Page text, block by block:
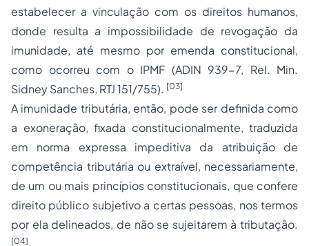
estabelecer a vinculação com os direitos humanos,
donde resulta a impossibilidade de revogação da
imunidade, até mesmo por emenda constitucional,
como ocorreu com o IPMF (ADIN 939-7, Rel. Min.
Sidney Sanches, RTJ 151/755). [03]
A imunidade tributária, então, pode ser definida como
a exoneração, fixada constitucionalmente, traduzida
em norma expressa impeditiva da atribuição de
competência tributária ou extraível, necessariamente,
de um ou mais princípios constitucionais, que confere
direito público subjetivo a certas pessoas, nos termos
por ela delineados, de não se sujeitarem à tributação.
[04]